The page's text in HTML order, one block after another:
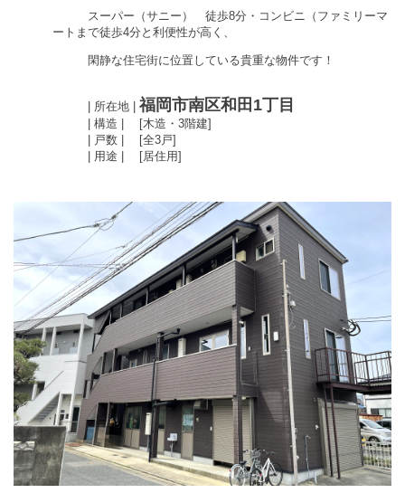
スーパー（サニー） 徒歩8分・コンビニ（ファミリーマ
ートまで徒歩4分と利便性が高く、
閑静な住宅街に位置している貴重な物件です！
所在地 福岡市南区和田 1丁目
構造 | [木造・ 3階建]
戸数 | [全3戸]
用途 | [居住用]